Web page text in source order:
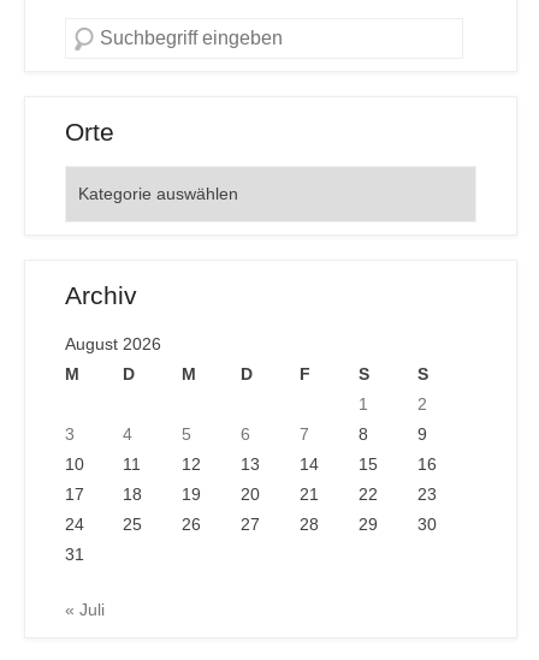
Orte
Archiv
August 2026
M
D M D F S
S
1
2
3
4 5 6 7 8
9
10
11 12 13 14 15
16
17
18 19 20 21 22
23
24
25 26 27 28 29
30
31
« Juli